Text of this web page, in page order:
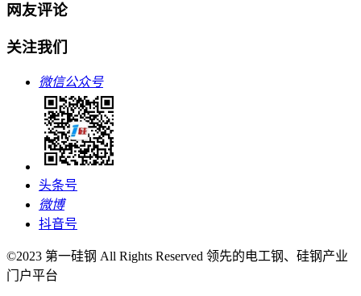
网友评论
关注我们
微信公众号
头条号
微博
抖音号
©2023 第一硅钢 All Rights Reserved 领先的电工钢、硅钢产业
门户平台